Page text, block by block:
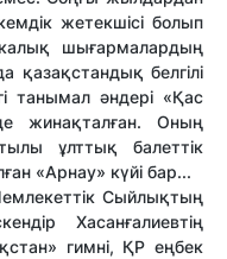
жетекшісі болып
шығармалардың
қазақстандық белгілі
танымал әндері «Қас
жинақталған. Оның
ұлттық балеттік
«Арнау» күйі бар...
Сыйлықтың
Хасанғалиевтің
гимні, ҚР еңбек